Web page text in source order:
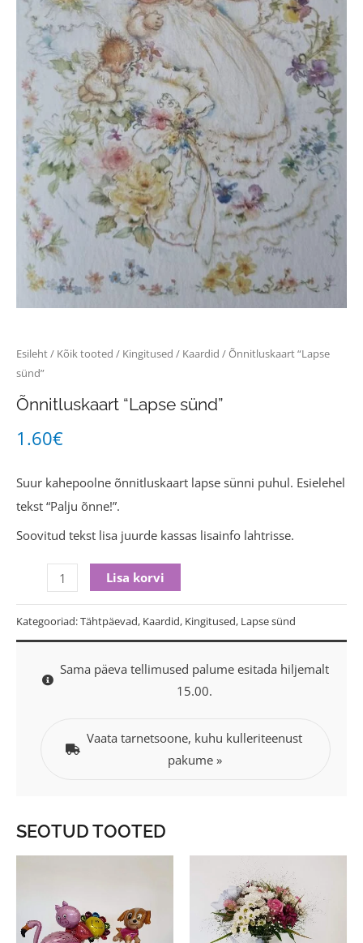
Esileht/ Kõik tooted / Kingitused / Kaardid / Õnnitluskaart “Lapse
sünd”
Õnnitluskaart “Lapse sünd”
1.60€
Suur kahepoolne õnnitluskaart lapse sünni puhul. Esielehel
tekst “Palju õnne!”.
Soovitud tekst lisa juurde kassas lisainfo lahtrisse.
Lisa korvi
Kategooriad:Tähtpäevad, Kaardid, Kingitused, Lapse sünd
Sama päeva tellimused palume esitada hiljemalt
15.00.
Vaata tarnetsoone, kuhu kulleriteenust
pakume »
SEOTUD TOOTED
has
multiple
range:
33.00€
through
53.00€
product
has
multiple